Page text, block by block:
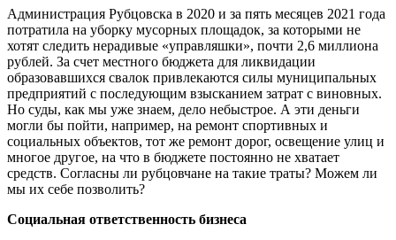
Администрация Рубцовска в 2020 и за пять месяцев 2021 года
потратила на уборку мусорных площадок, за которыми не
хотят следить нерадивые «управляшки», почти 2,6 миллиона
рублей. За счет местного бюджета для ликвидации
образовавшихся свалок привлекаются силы муниципальных
предприятий с последующим взысканием затрат с виновных.
Но суды, как мы уже знаем, дело небыстрое. А эти деньги
могли бы пойти, например, на ремонт спортивных и
социальных объектов, тот же ремонт дорог, освещение улиц и
многое другое, на что в бюджете постоянно не хватает
средств. Согласны ли рубцовчане на такие траты? Можем ли
мы их себе позволить?
Социальная ответственность бизнеса